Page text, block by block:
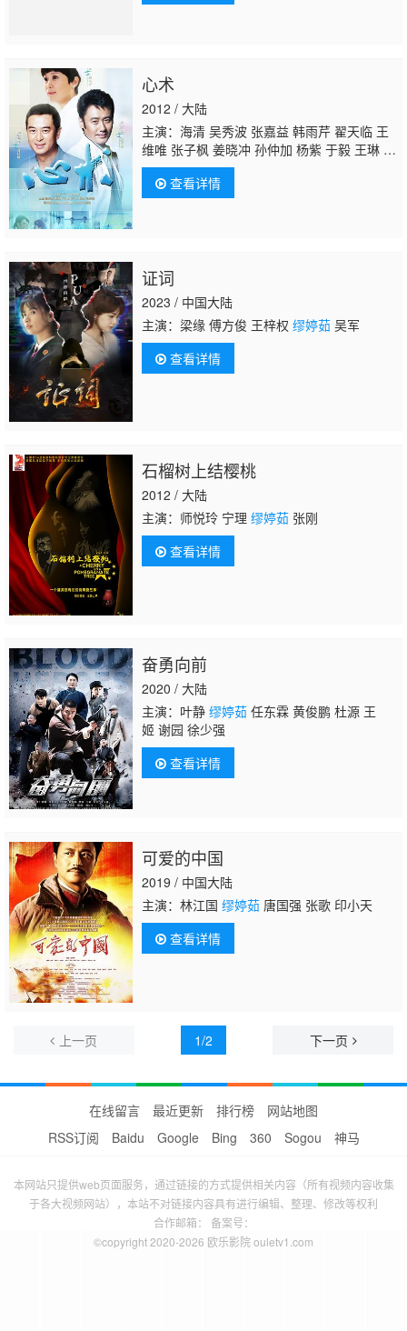
心术
2012 / 大陆
主演：海清 吴秀波 张嘉益 韩雨芹 翟天临 王
维唯 张子枫 姜晓冲 孙仲加 杨紫 于毅 王琳 姚
安濂 王诗槐缪婷茹
磊 吴晶 马丹旎 赵晓露 高卉 陶雪荣 王骊娅 施
大生 左启泽 孙艺菲 徐玉兰 张立秋 李树生 万
查看详情
证词
2023 / 中国大陆
主演：梁缘 傅方俊 王梓权 缪婷茹吴军
查看详情
石榴树上结樱桃
2012 / 大陆
主演：师悦玲 宁理 缪婷茹张刚
查看详情
奋勇向前
2020 / 大陆
主演：叶静 缪婷茹任东霖 黄俊鹏 杜源 王
姬 谢园 徐少强
查看详情
可爱的中国
2019 / 中国大陆
主演：林江国 缪婷茹唐国强 张歌 印小天
查看详情
上一页 1/2 下一页
在线留言 最近更新 排行榜
网站地图
RSS订阅
Baidu Google Bing 360 Sogou 神马
本网站只提供web页面服务，通过链接的方式提供相关内容（所有视频内容收集
于各大视频网站），本站不对链接内容具有进行编辑、整理、修改等权利
合作邮箱： 备案号：
©copyright 2020-2026 欧乐影院 ouletv1.com